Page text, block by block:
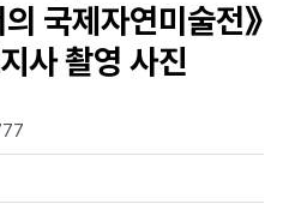
국제자연미술전》
사 촬영 사진